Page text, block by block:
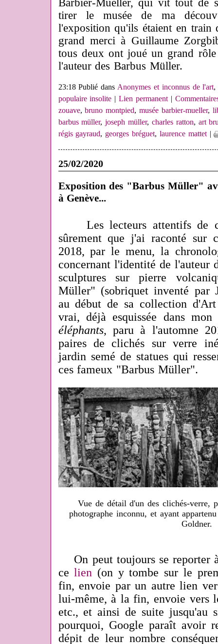
Barbier-Mueller, qui vit tout de
tirer le musée de ma
l'exposition qu'ils étaient en train
grand merci à Guillaume
tous deux ont joué un grand
l'auteur des Barbus Müller.
23:18 Publié dansAnonymes et inconnus de l'art,
populaire insolite |Lien permanent|
zouave,bruno montpied,musée barbier-mueller,
barbus müller,joseph müller, charles ratton, art
régis gayraud, georges bréguet, laurence mattet|
25/02/2020
Exposition des "Barbus Müller"
à Genève...
Les lecteurs attentifs de
sûrement que j'ai raconté sur
2018, par le menu, la
concernant l'identité de l'auteur
sculptures sur pierre
Müller" (sobriquet inventé par
au début de sa collection
vrai, déjà esquissée dans
éléphants, paru à l'automne
paires de clichés sur verre
jardin semé de statues qui
ces fameux "Barbus Müller".
Vue de détail d'un des clichés-verre,
photographe inconnu, et ayant
Goldner.
On peut toujours se reporter
celien (on y tombe sur le
fin, envoie par un autre lien
lui-même, à la fin, envoie vers
etc., et ainsi de suite jusqu'au
pourquoi, Google paraît avoir
dépit de leur nombre